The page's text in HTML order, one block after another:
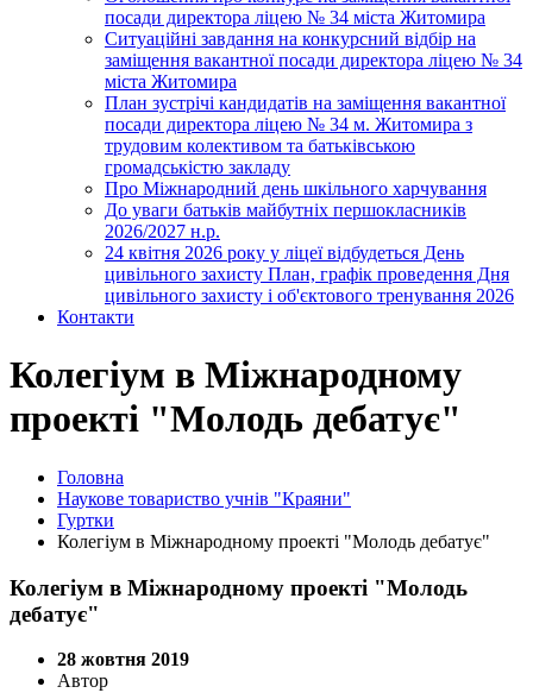
посади директора ліцею № 34 міста Житомира
Ситуаційні завдання на конкурсний відбір на
заміщення вакантної посади директора ліцею № 34
міста Житомира
План зустрічі кандидатів на заміщення вакантної
посади директора ліцею № 34 м. Житомира з
трудовим колективом та батьківською
громадськістю закладу
Про Міжнародний день шкільного харчування
До уваги батьків майбутніх першокласників
2026/2027 н.р.
24 квітня 2026 року у ліцеї відбудеться День
цивільного захисту План, графік проведення Дня
цивільного захисту і об'єктового тренування 2026
Контакти
Колегіум в Міжнародному
проекті "Молодь дебатує"
Головна
Наукове товариство учнів "Краяни"
Гуртки
Колегіум в Міжнародному проекті "Молодь дебатує"
Колегіум в Міжнародному проекті "Молодь
дебатує"
28 жовтня 2019
Автор